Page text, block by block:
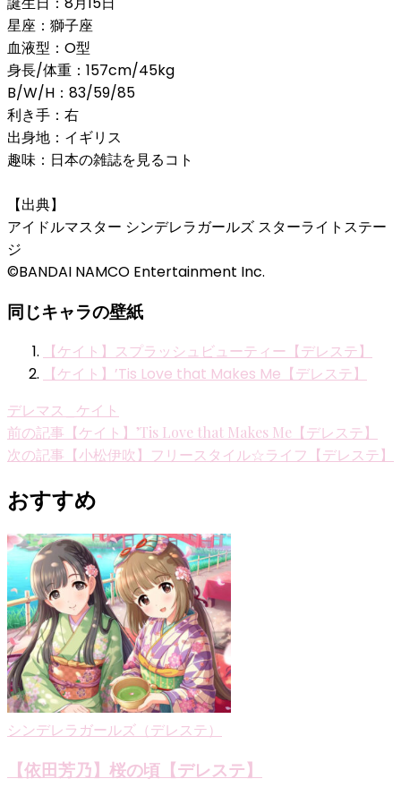
星座：獅子座
血液型：O型
身長/体重：157cm/45kg
B/W/H：83/59/85
利き手：右
出身地：イギリス
趣味：日本の雑誌を見るコト
【出典】
アイドルマスター シンデレラガールズ スターライトステー
ジ
©BANDAI NAMCO Entertainment Inc.
同じキャラの壁紙
【ケイト】スプラッシュビューティー【デレステ】
【ケイト】’Tis Love that Makes Me【デレステ】
デレマス_ケイト
投
稿
ナ
ビ
ゲ
ー
シ
ョ
ン
前の記事 【ケイト】’Tis Love that Makes Me【デレステ】
次の記事 【小松伊吹】フリースタイル☆ライフ【デレステ】
おすすめ
シンデレラガールズ（デレステ）
【依田芳乃】桜の頃【デレステ】